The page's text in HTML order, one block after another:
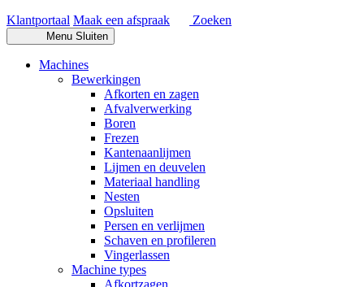
Klantportaal Maak een afspraak Zoeken
Menu Sluiten
Machines
Bewerkingen
Afkorten en zagen
Afvalverwerking
Boren
Frezen
Kantenaanlijmen
Lijmen en deuvelen
Materiaal handling
Nesten
Opsluiten
Persen en verlijmen
Schaven en profileren
Vingerlassen
Machine types
Afkortzagen